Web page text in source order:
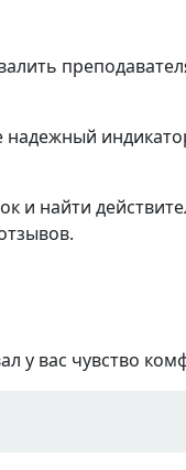
надежный
и найти
у вас чувство